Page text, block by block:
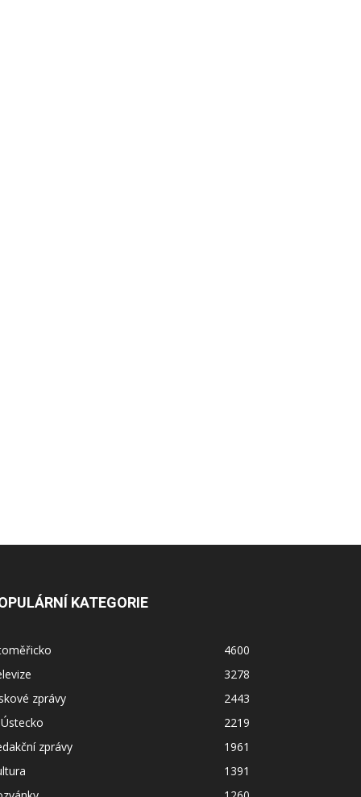
KATEGORIE
4600
3278
zprávy
2443
2219
zprávy
1961
1391